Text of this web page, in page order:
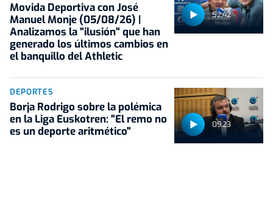
52:42
Movida Deportiva con José
Manuel Monje (05/08/26) |
Analizamos la "ilusión" que han
generado los últimos cambios en
el banquillo del Athletic
09:23
DEPORTES
Borja Rodrigo sobre la polémica
en la Liga Euskotren: "El remo no
es un deporte aritmético"